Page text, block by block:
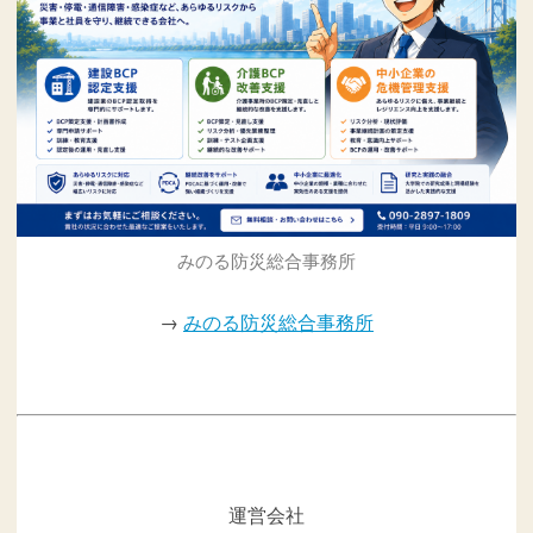
みのる防災総合事務所
→ みのる防災総合事務所
運営会社